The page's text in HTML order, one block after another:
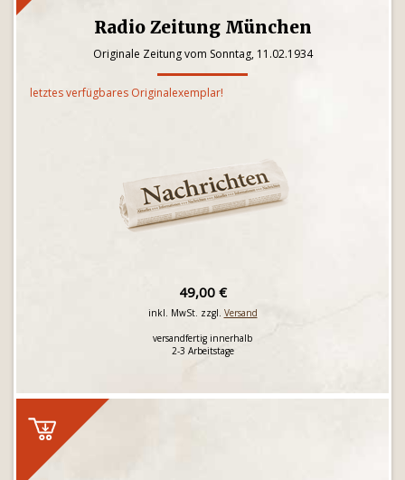
Radio Zeitung München
Originale Zeitung vom Sonntag, 11.02.1934
letztes verfügbares Originalexemplar!
49,00 €
inkl. MwSt. zzgl. Versand
versandfertig innerhalb
2-3 Arbeitstage